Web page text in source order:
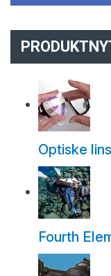
Optiske
Fourth